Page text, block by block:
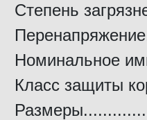
Степень
Номинальное
Класс защиты